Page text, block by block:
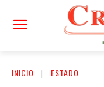
INICIO ESTADO